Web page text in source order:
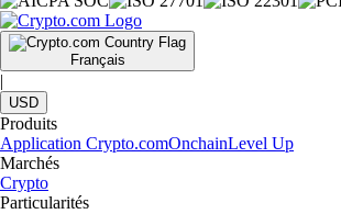
Français
|
USD
Produits
Application Crypto.comOnchainLevel Up
Marchés
Crypto
Particularités